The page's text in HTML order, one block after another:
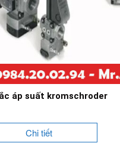
áp suất kromschroder
Chi tiết